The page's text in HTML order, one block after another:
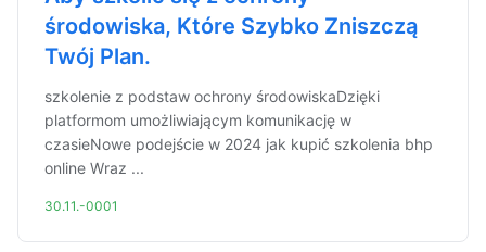
środowiska, Które Szybko Zniszczą
Twój Plan.
szkolenie z podstaw ochrony środowiskaDzięki
platformom umożliwiającym komunikację w
czasieNowe podejście w 2024 jak kupić szkolenia bhp
online Wraz ...
30.11.-0001